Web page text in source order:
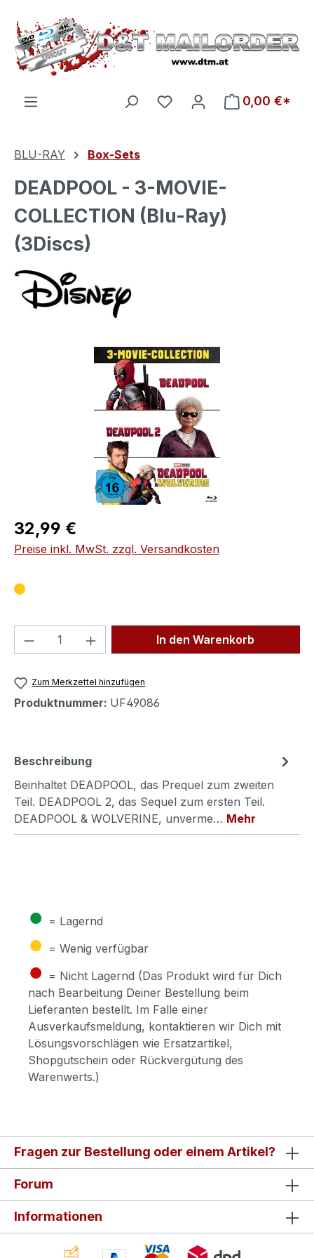
Zum Hauptinhalt springen
Du hast 0 Produkte auf
0,00 €*
BLU-RAY Box-Sets
DEADPOOL - 3-MOVIE-
COLLECTION (Blu-Ray)
(3Discs)
Bildergalerie überspringen
Regulärer Preis:
32,99 €
Preise inkl. MwSt. zzgl. Versandkosten
Produkt Anzahl: Gib denIn den Warenkorb
Zum Merkzettel hinzufügen
Produktnummer: UF49086
Beschreibung
Beinhaltet DEADPOOL, das Prequel zum zweiten
Teil. DEADPOOL 2, das Sequel zum ersten Teil.
DEADPOOL & WOLVERINE, unverme… Mehr
● = Lagernd
● = Wenig verfügbar
● = Nicht Lagernd (Das Produkt wird für Dich
nach Bearbeitung Deiner Bestellung beim
Lieferanten bestellt. Im Falle einer
Ausverkaufsmeldung, kontaktieren wir Dich mit
Lösungsvorschlägen wie Ersatzartikel,
Shopgutschein oder Rückvergütung des
Warenwerts.)
Fragen zur Bestellung oder einem Artikel?
Forum
Informationen